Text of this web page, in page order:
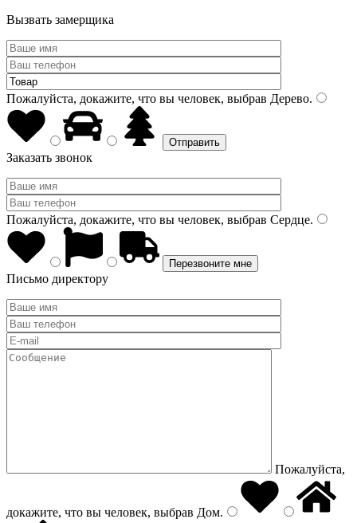
Вызвать замерщика
Пожалуйста, докажите, что вы человек, выбрав Дерево.
Заказать звонок
Пожалуйста, докажите, что вы человек, выбрав Сердце.
Письмо директору
Пожалуйста,
докажите, что вы человек, выбрав Дом.